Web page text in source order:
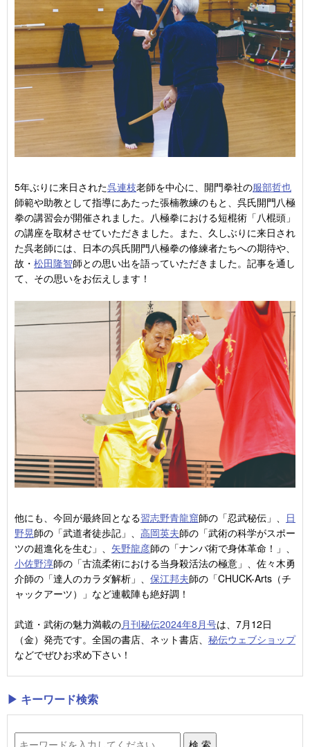
5年ぶりに来日された呉連枝老師を中心に、開門拳社の服部哲也
師範や助教として指導にあたった張楠教練のもと、呉氏開門八極
拳の講習会が開催されました。八極拳における短棍術「八棍頭」
の講座を取材させていただきました。また、久しぶりに来日され
た呉老師には、日本の呉氏開門八極拳の修練者たちへの期待や、
故・ 松田隆智師との思い出を語っていただきました。記事を通し
て、その思いをお伝えします！
他にも、今回が最終回となる習志野青龍窟師の「忍武秘伝」、 日
野晃師の「武道者徒歩記」、 高岡英夫師の「武術の科学がスポー
ツの超進化を生む」、 矢野龍彦師の「ナンバ術で身体革命！」、
小佐野淳師の「古流柔術における当身殺活法の極意」、佐々木勇
介師の「達人のカラダ解析」、 保江邦夫師の「CHUCK-Arts（チ
ャックアーツ）」など連載陣も絶好調！
武道・武術の魅力満載の月刊秘伝2024年8月号は、7月12日
（金）発売です。全国の書店、ネット書店、 秘伝ウェブショップ
などでぜひお求め下さい！
▶ キーワード検索